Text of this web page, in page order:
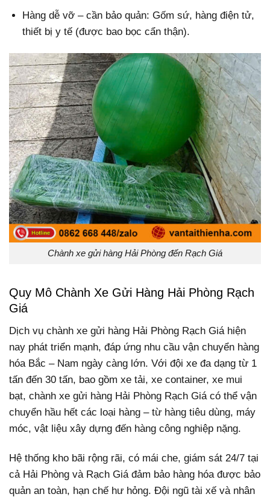
Hàng dễ vỡ – cần bảo quản: Gốm sứ, hàng điện tử,
thiết bị y tế (được bao bọc cẩn thận).
Chành xe gửi hàng Hải Phòng đến Rạch Giá
Quy Mô Chành Xe Gửi Hàng Hải Phòng Rạch
Giá
Dịch vụ chành xe gửi hàng Hải Phòng Rạch Giá hiện
nay phát triển mạnh, đáp ứng nhu cầu vận chuyển hàng
hóa Bắc – Nam ngày càng lớn. Với đội xe đa dạng từ 1
tấn đến 30 tấn, bao gồm xe tải, xe container, xe mui
bạt, chành xe gửi hàng Hải Phòng Rạch Giá có thể vận
chuyển hầu hết các loại hàng – từ hàng tiêu dùng, máy
móc, vật liệu xây dựng đến hàng công nghiệp nặng.
Hệ thống kho bãi rộng rãi, có mái che, giám sát 24/7 tại
cả Hải Phòng và Rạch Giá đảm bảo hàng hóa được bảo
quản an toàn, hạn chế hư hỏng. Đội ngũ tài xế và nhân